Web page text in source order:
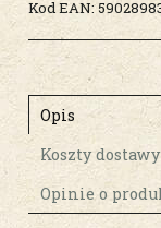
Kod EAN:
Opis
Koszty dostawy
Cena nie
płatności
Opinie o